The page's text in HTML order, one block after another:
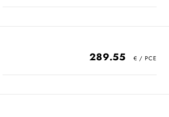
289.55